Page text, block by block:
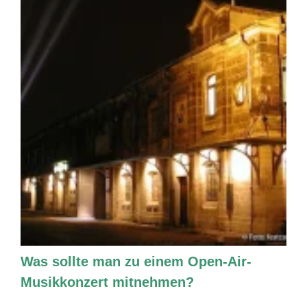
Was sollte man zu einem Open-Air-
Musikkonzert mitnehmen?